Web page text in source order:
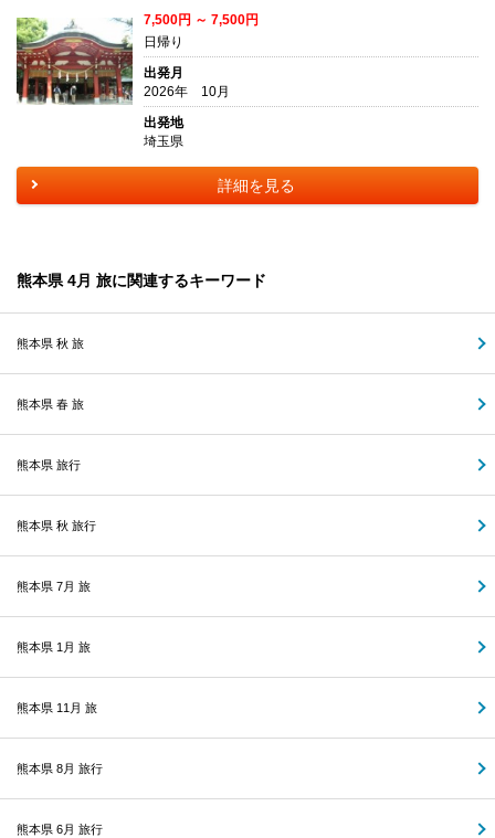
7,500円 ～ 7,500円
日帰り
出発月
2026年 10月
出発地
埼玉県
詳細を見る
熊本県 4月 旅に関連するキーワード
熊本県 秋 旅
熊本県 春 旅
熊本県 旅行
熊本県 秋 旅行
熊本県 7月 旅
熊本県 1月 旅
熊本県 11月 旅
熊本県 8月 旅行
熊本県 6月 旅行